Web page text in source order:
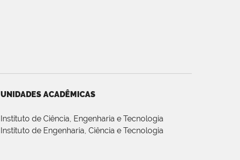
UNIDADES ACADÊMICAS
Instituto de Ciência, Engenharia e Tecnologia
Instituto de Engenharia, Ciência e Tecnologia